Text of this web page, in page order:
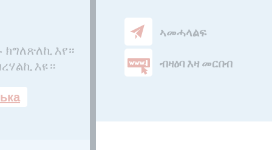
እየ።
እዩ።
ኣመሓላልፍ
ብዛዕባ እዛ መርበብ